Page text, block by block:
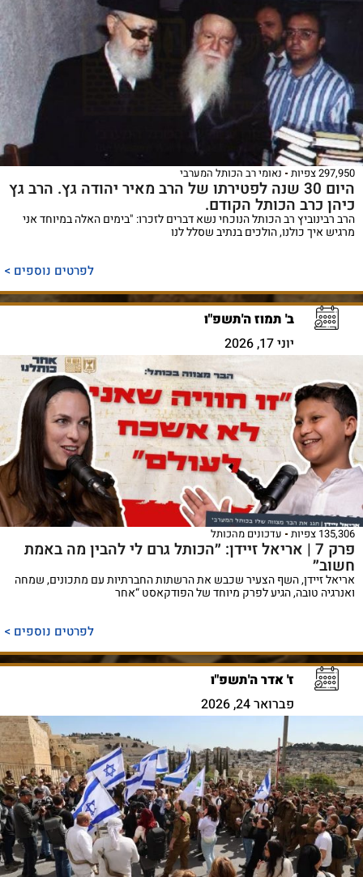
297,950 צפיות נאומי רב הכותל המערבי
היום 30 שנה לפטירתו של הרב מאיר יהודה גץ. הרב גץ
כיהן כרב הכותל הקודם.
הרב רבינוביץ רב הכותל הנוכחי נשא דברים לזכרו: "בימים האלה במיוחד אני
מרגיש איך כולנו, הולכים בנתיב שסלל לנו
לפרטים נוספים >
ב' תמוז ה'תשפ"ו
יוני 17, 2026
135,306 צפיות עדכונים מהכותל
פרק 7 | אריאל זיידן: ״הכותל גרם לי להבין מה באמת
חשוב״
אריאל זיידן, השף הצעיר שכבש את הרשתות החברתיות עם מתכונים, שמחה
ואנרגיה טובה, הגיע לפרק מיוחד של הפודקאסט “אחר
לפרטים נוספים >
ז' אדר ה'תשפ"ו
פברואר 24, 2026